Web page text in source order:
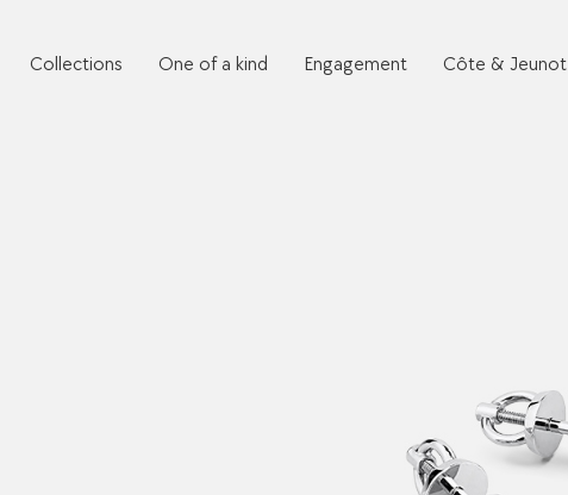
Collections One of a kind Engagement Côte & Jeunot